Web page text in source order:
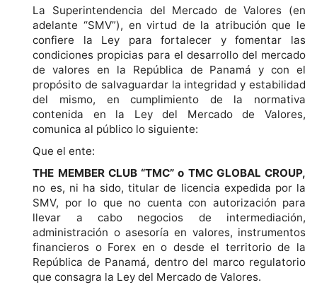
La Superintendencia del Mercado de Valores (en
adelante “SMV”), en virtud de la atribución que le
confiere la Ley para fortalecer y fomentar las
condiciones propicias para el desarrollo del mercado
de valores en la República de Panamá y con el
propósito de salvaguardar la integridad y estabilidad
del mismo, en cumplimiento de la normativa
contenida en la Ley del Mercado de Valores,
comunica al público lo siguiente:
Que el ente:
THE MEMBER CLUB “TMC” o TMC GLOBAL CROUP,
no es, ni ha sido, titular de licencia expedida por la
SMV, por lo que no cuenta con autorización para
llevar a cabo negocios de intermediación,
administración o asesoría en valores, instrumentos
financieros o Forex en o desde el territorio de la
República de Panamá, dentro del marco regulatorio
que consagra la Ley del Mercado de Valores.